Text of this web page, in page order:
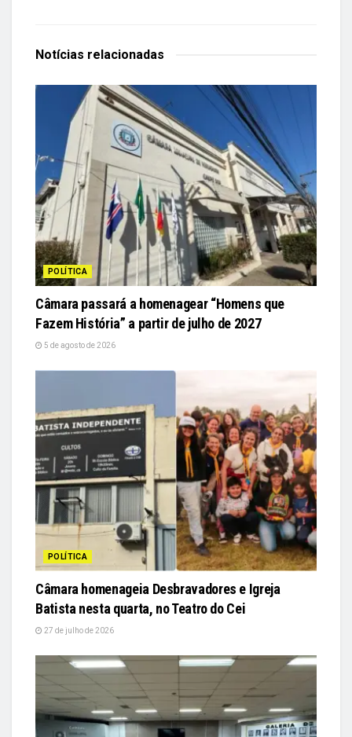
Notícias relacionadas
POLÍTICA
Câmara passará a homenagear “Homens que
Fazem História” a partir de julho de 2027
5 de agosto de 2026
POLÍTICA
Câmara homenageia Desbravadores e Igreja
Batista nesta quarta, no Teatro do Cei
27 de julho de 2026